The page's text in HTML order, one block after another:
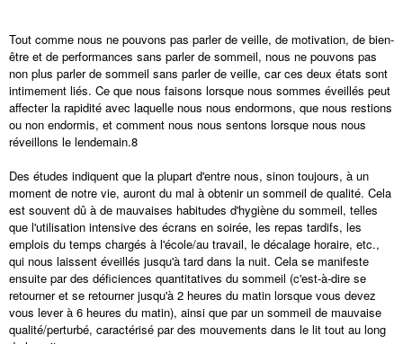
Tout comme nous ne pouvons pas parler de veille, de motivation, de bien-
être et de performances sans parler de sommeil, nous ne pouvons pas
non plus parler de sommeil sans parler de veille, car ces deux états sont
intimement liés. Ce que nous faisons lorsque nous sommes éveillés peut
affecter la rapidité avec laquelle nous nous endormons, que nous restions
ou non endormis, et comment nous nous sentons lorsque nous nous
réveillons le lendemain.8
Des études indiquent que la plupart d'entre nous, sinon toujours, à un
moment de notre vie, auront du mal à obtenir un sommeil de qualité. Cela
est souvent dû à de mauvaises habitudes d'hygiène du sommeil, telles
que l'utilisation intensive des écrans en soirée, les repas tardifs, les
emplois du temps chargés à l'école/au travail, le décalage horaire, etc.,
qui nous laissent éveillés jusqu'à tard dans la nuit. Cela se manifeste
ensuite par des déficiences quantitatives du sommeil (c'est-à-dire se
retourner et se retourner jusqu'à 2 heures du matin lorsque vous devez
vous lever à 6 heures du matin), ainsi que par un sommeil de mauvaise
qualité/perturbé, caractérisé par des mouvements dans le lit tout au long